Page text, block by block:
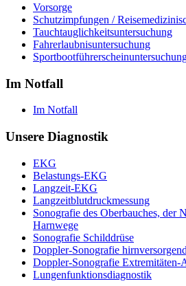
Vorsorge
Schutzimpfungen /
Tauchtauglichkeitsuntersuchung
Fahrerlaubnisuntersuchung
Im Notfall
Im Notfall
Unsere Diagnostik
EKG
Belastungs-EKG
Langzeit-EKG
Langzeitblutdruckmessung
Sonografie des Oberbauches, der
Harnwege
Sonografie Schilddrüse
Doppler-Sonografie
Doppler-Sonografie Extremitäten-
Lungenfunktionsdiagnostik